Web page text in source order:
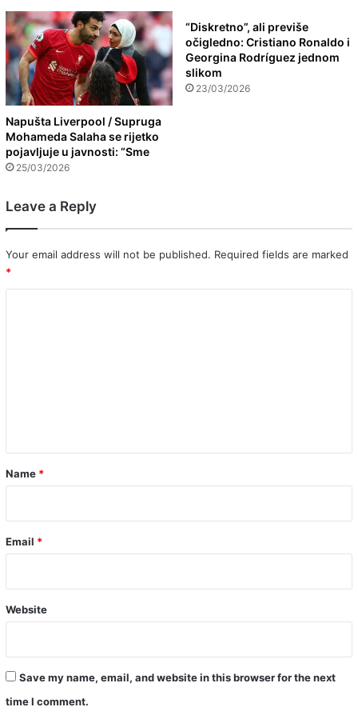
Napušta Liverpool / Supruga
Mohameda Salaha se rijetko
pojavljuje u javnosti: “Sme
25/03/2026
“Diskretno”, ali previše
očigledno: Cristiano Ronaldo i
Georgina Rodríguez jednom
slikom
23/03/2026
Leave a Reply
Your email address will not be published. Required fields are marked
*
*
Name *
Email *
Website
Save my name, email, and website in this browser for the next
time I comment.